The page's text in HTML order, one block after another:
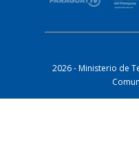
2026 - Ministerio de